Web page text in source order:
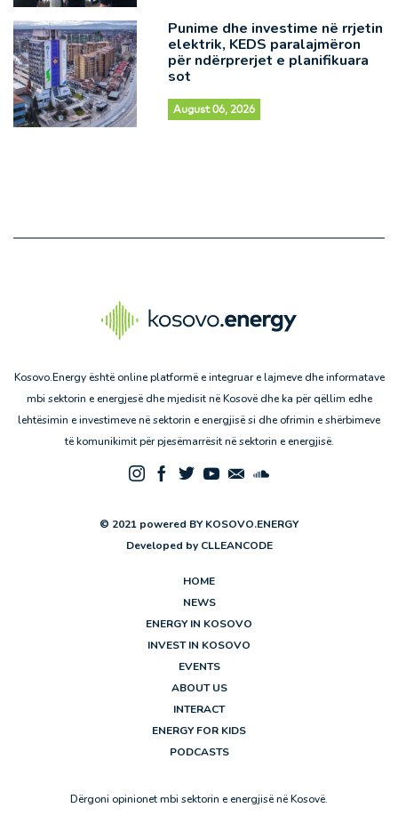
Punime dhe investime në rrjetin
elektrik, KEDS paralajmëron
për ndërprerjet e planifikuara
sot
August 06, 2026
Kosovo.Energy është online platformë e integruar e lajmeve dhe informatave
mbi sektorin e energjesë dhe mjedisit në Kosovë dhe ka për qëllim edhe
lehtësimin e investimeve në sektorin e energjisë si dhe ofrimin e shërbimeve
të komunikimit për pjesëmarrësit në sektorin e energjisë.
© 2021 powered BY KOSOVO.ENERGY
Developed by CLLEANCODE
HOME
NEWS
ENERGY IN KOSOVO
INVEST IN KOSOVO
EVENTS
ABOUT US
INTERACT
ENERGY FOR KIDS
PODCASTS
Dërgoni opinionet mbi sektorin e energjisë në Kosovë.